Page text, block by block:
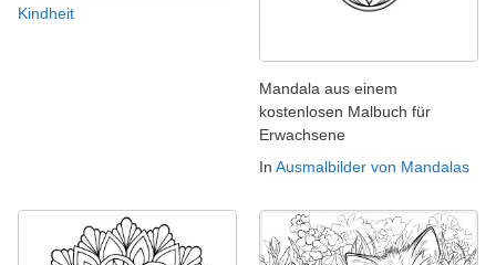
Kindheit
Mandala aus einem
kostenlosen Malbuch für
Erwachsene
In Ausmalbilder von Mandalas